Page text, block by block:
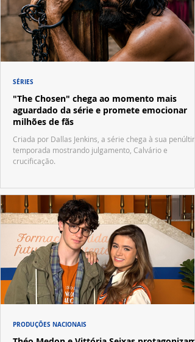
"The Chosen" chega ao momento mais
aguardado da série e promete emocionar
milhões de fãs
Criada por Dallas Jenkins, a série chega à sua
temporada mostrando julgamento, Calvário e
crucificação.
SÉRIES
PRODUÇÕES NACIONAIS